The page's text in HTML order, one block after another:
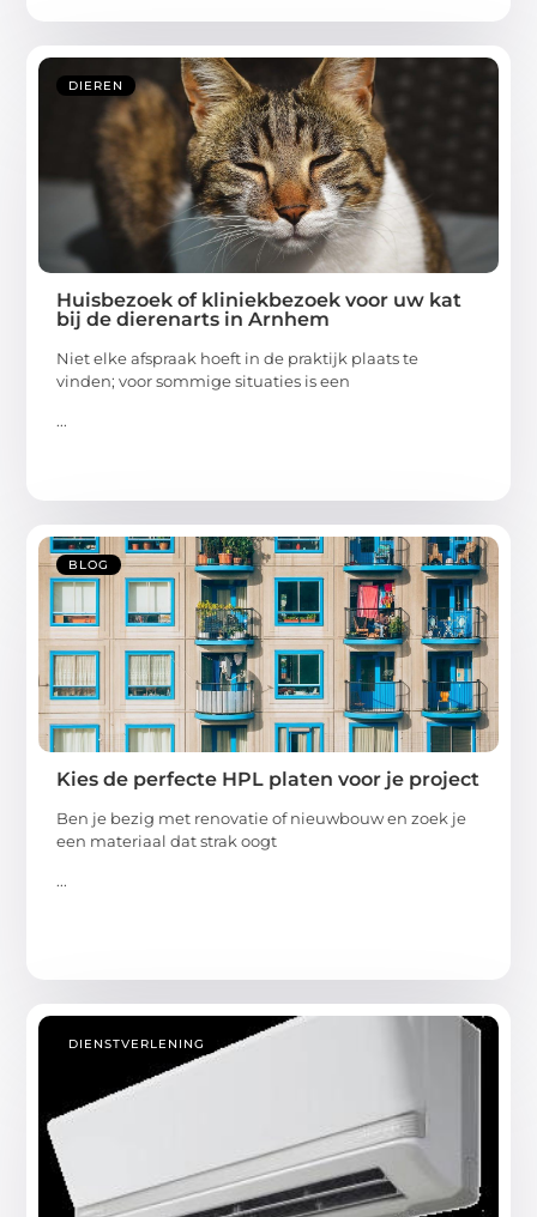
DIEREN
Huisbezoek of kliniekbezoek voor uw kat
bij de dierenarts in Arnhem
Niet elke afspraak hoeft in de praktijk plaats te
vinden; voor sommige situaties is een
...
BLOG
Kies de perfecte HPL platen voor je project
Ben je bezig met renovatie of nieuwbouw en zoek je
een materiaal dat strak oogt
...
DIENSTVERLENING